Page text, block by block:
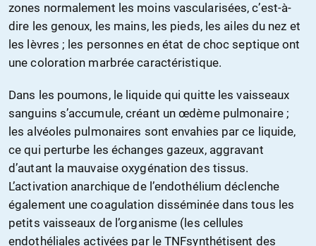
zones normalement les moins vascularisées, c’est-à-
dire les genoux, les mains, les pieds, les ailes du nez et
les lèvres ; les personnes en état de choc septique ont
une coloration marbrée caractéristique.
Dans les poumons, le liquide qui quitte les vaisseaux
sanguins s’accumule, créant un œdème pulmonaire ;
les alvéoles pulmonaires sont envahies par ce liquide,
ce qui perturbe les échanges gazeux, aggravant
d’autant la mauvaise oxygénation des tissus.
L’activation anarchique de l’endothélium déclenche
également une coagulation disséminée dans tous les
petits vaisseaux de l’organisme (les cellules
endothéliales activées par le TNFsynthétisent des